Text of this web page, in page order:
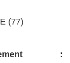
(77)
: